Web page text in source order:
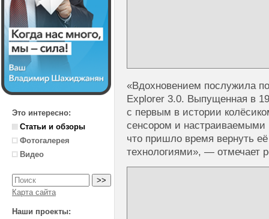
Это интересно:
Статьи и обзоры
Фотогалерея
Видео
Карта сайта
Наши проекты:
«Вдохновением послужила
Explorer 3.0. Выпущенная в
с первым в истории
сенсором и
что пришло время вернуть
технологиями», — отмечает